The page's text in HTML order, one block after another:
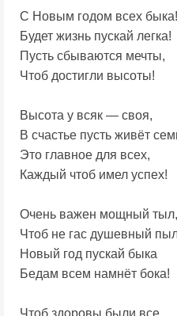
С Новым годом всех быка!
Будет жизнь пускай легка!
Пусть сбываются мечты,
Чтоб достигли высоты!
Высота у всяк — своя,
В счастье пусть живёт
Это главное для всех,
Каждый чтоб имел успех!
Очень важен мощный тыл,
Чтоб не гас душевный
Новый год пускай быка
Бедам всем намнёт бока!
Чтоб здоровы были все,